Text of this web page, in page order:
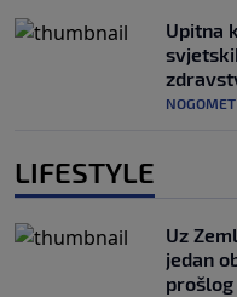
Upitna
NOGOMET
LIFESTYLE
Uz
jedan